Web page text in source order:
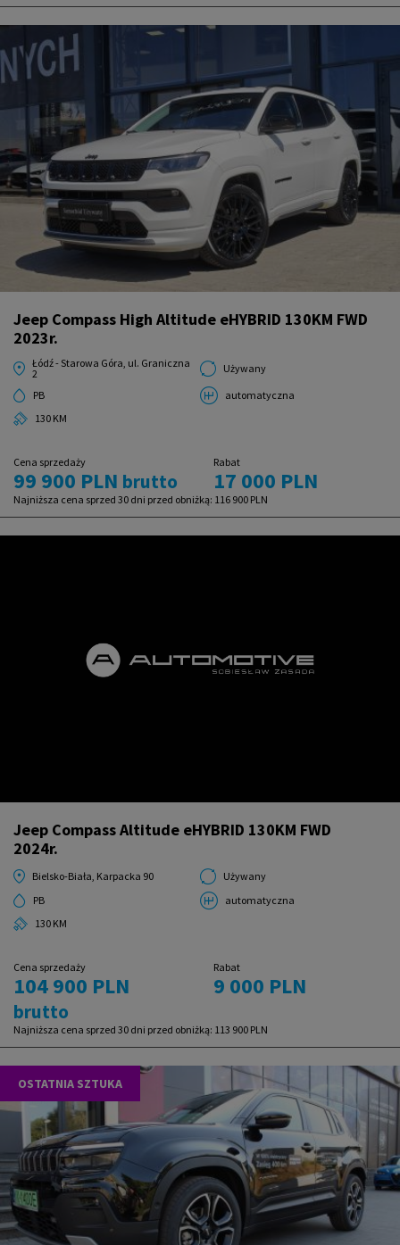
Jeep Compass High Altitude eHYBRID 130KM FWD
2023r.
Łódź - Starowa Góra, ul. Graniczna
2
Używany
PB
automatyczna
130 KM
Cena sprzedaży
99 900 PLN brutto
Rabat
17 000 PLN
Najniższa cena sprzed 30 dni przed obniżką: 116 900 PLN
Jeep Compass Altitude eHYBRID 130KM FWD
2024r.
Bielsko-Biała, Karpacka 90
Używany
PB
automatyczna
130 KM
Cena sprzedaży
104 900 PLN
brutto
Rabat
9 000 PLN
Najniższa cena sprzed 30 dni przed obniżką: 113 900 PLN
OSTATNIA SZTUKA